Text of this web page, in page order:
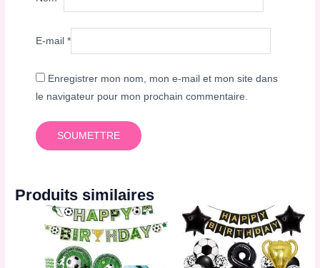
E-mail*
Enregistrer mon nom, mon e-mail et mon site dans
le navigateur pour mon prochain commentaire.
Produits similaires